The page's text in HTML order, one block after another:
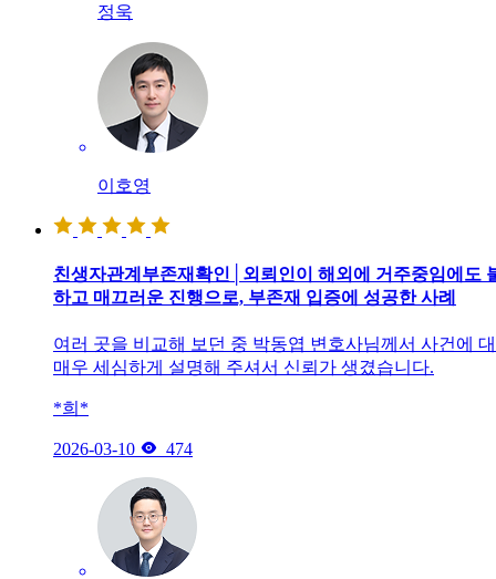
정욱
이호영
친생자관계부존재확인│외뢰인이 해외에 거주중임에도
하고 매끄러운 진행으로, 부존재 입증에 성공한 사례
여러 곳을 비교해 보던 중 박동엽 변호사님께서 사건에
매우 세심하게 설명해 주셔서 신뢰가 생겼습니다.
*희*
2026-03-10  474